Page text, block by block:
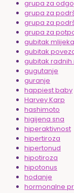
grupa za
grupa za
grupa za
grupa za
gubitak mlijeka
gubitak
gubitak radnih
gugutanje
guranje
happiest baby
Harvey Karp
hashimoto
higijena sna
hiperaktivnost
hipertiroza
hipertonud
hipotiroza
hipotonus
hodanje
hormonalne